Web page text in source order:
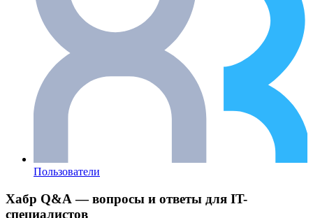
Пользователи
Хабр Q&A — вопросы и ответы для IT-
специалистов